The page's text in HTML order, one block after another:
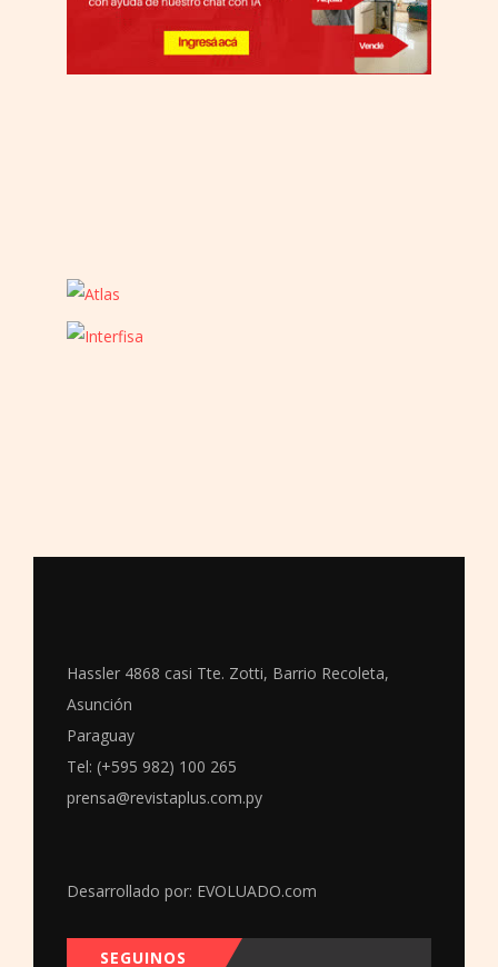
Hassler 4868 casi Tte. Zotti, Barrio Recoleta,
Asunción
Paraguay
Tel: (+595 982) 100 265
prensa@revistaplus.com.py
Desarrollado por: EVOLUADO.com
SEGUINOS